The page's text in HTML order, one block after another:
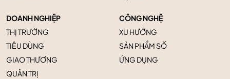
DOANH NGHIỆP
THỊ TRƯỜNG
TIÊU DÙNG
GIAO THƯƠNG
QUẢN TRỊ
CÔNG NGHỆ
XU HƯỚNG
SẢN PHẨM SỐ
ỨNG DỤNG